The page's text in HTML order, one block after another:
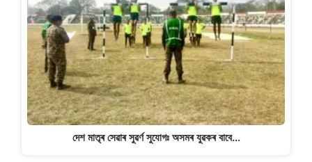
দেশ মাতৃৰ সেৱাৰ সুৱৰ্ণ সুযোগঃ অসমৰ যুৱকৰ বাবে…